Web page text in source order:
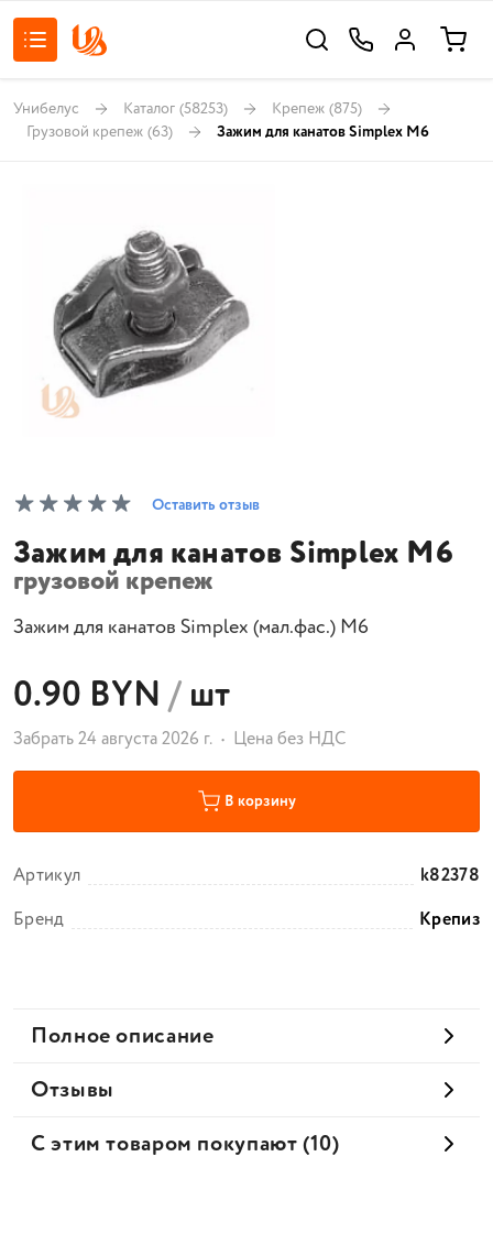
Унибелус Каталог (58253) Крепеж (875)
Грузовой крепеж (63) Зажим для канатов Simplex M6
Оставить отзыв
Зажим для канатов Simplex M6
грузовой крепеж
Зажим для канатов Simplex (мал.фас.) M6
0.90 BYN/шт
Забрать 24 августа 2026 г. Цена без НДС
В корзину
Артикул
k82378
Бренд
Крепиз
Полное описание
Отзывы
С этим товаром покупают (10)